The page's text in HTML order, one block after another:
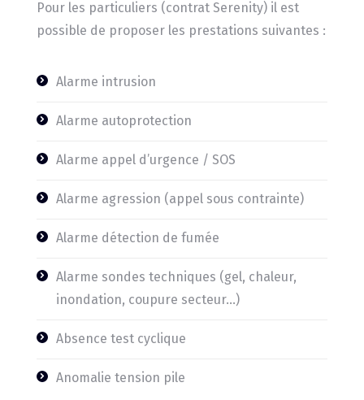
Pour les particuliers (contrat Serenity) il est
possible de proposer les prestations suivantes :
Alarme intrusion
Alarme autoprotection
Alarme appel d’urgence / SOS
Alarme agression (appel sous contrainte)
Alarme détection de fumée
Alarme sondes techniques (gel, chaleur,
inondation, coupure secteur…)
Absence test cyclique
Anomalie tension pile